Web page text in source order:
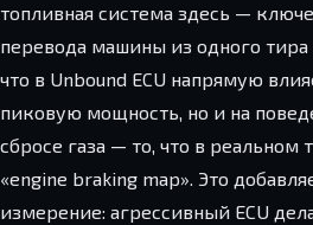
топливная система здесь —
перевода машины из одного тира
что в Unbound ECU напрямую
пиковую мощность, но и на
сбросе газа — то, что в реальном
«engine braking map». Это
измерение: агрессивный ECU